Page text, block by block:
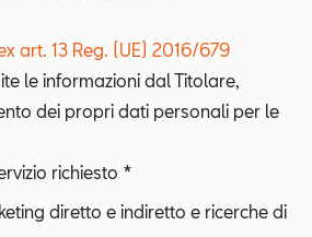
art. 13 Reg. (UE) 2016/679
le informazioni dal Titolare,
dei propri dati personali per le
richiesto *
diretto e indiretto e ricerche di